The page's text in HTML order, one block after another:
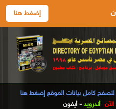
إضغط هنا
لتصفح كامل بيانات الموقع إضغط هنا
أندرويد - أيفون